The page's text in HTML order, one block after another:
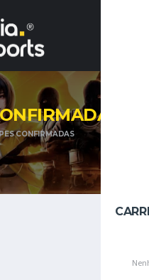
CONFIRMADAS